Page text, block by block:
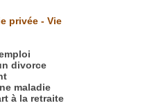
privée - Vie
divorce
maladie
à la retraite